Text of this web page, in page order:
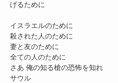
げるために
イスラエルのために
殺された人のために
妻と友のために
全ての人のために
さあ 俺の知る槍の恐怖を知れ
サウル